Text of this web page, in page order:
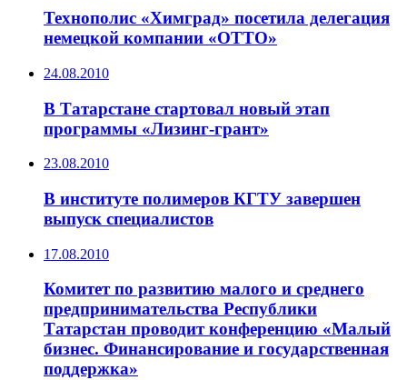
Технополис «Химград» посетила делегация
немецкой компании «ОТТО»
24.08.2010
В Татарстане стартовал новый этап
программы «Лизинг-грант»
23.08.2010
В институте полимеров КГТУ завершен
выпуск специалистов
17.08.2010
Комитет по развитию малого и среднего
предпринимательства Республики
Татарстан проводит конференцию «Малый
бизнес. Финансирование и государственная
поддержка»